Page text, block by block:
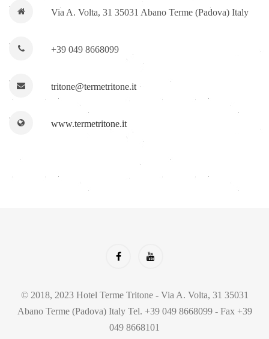
Via A. Volta, 31 35031 Abano Terme (Padova) Italy
+39 049 8668099
tritone@termetritone.it
www.termetritone.it
© 2018, 2023 Hotel Terme Tritone - Via A. Volta, 31 35031
Abano Terme (Padova) Italy Tel. +39 049 8668099 - Fax +39
049 8668101